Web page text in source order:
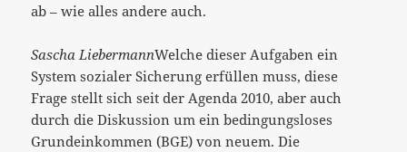
ab – wie alles andere auch.
Sascha LiebermannWelche dieser Aufgaben ein
System sozialer Sicherung erfüllen muss, diese
Frage stellt sich seit der Agenda 2010, aber auch
durch die Diskussion um ein bedingungsloses
Grundeinkommen (BGE) von neuem. Die